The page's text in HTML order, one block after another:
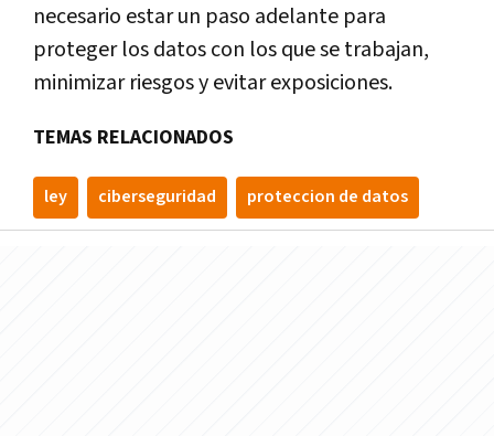
necesario estar un paso adelante para
proteger los datos con los que se trabajan,
minimizar riesgos y evitar exposiciones.
TEMAS RELACIONADOS
ley ciberseguridad proteccion de datos